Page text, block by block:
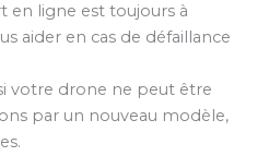
en ligne est toujours à
aider en cas de défaillance
votre drone ne peut être
par un nouveau modèle,